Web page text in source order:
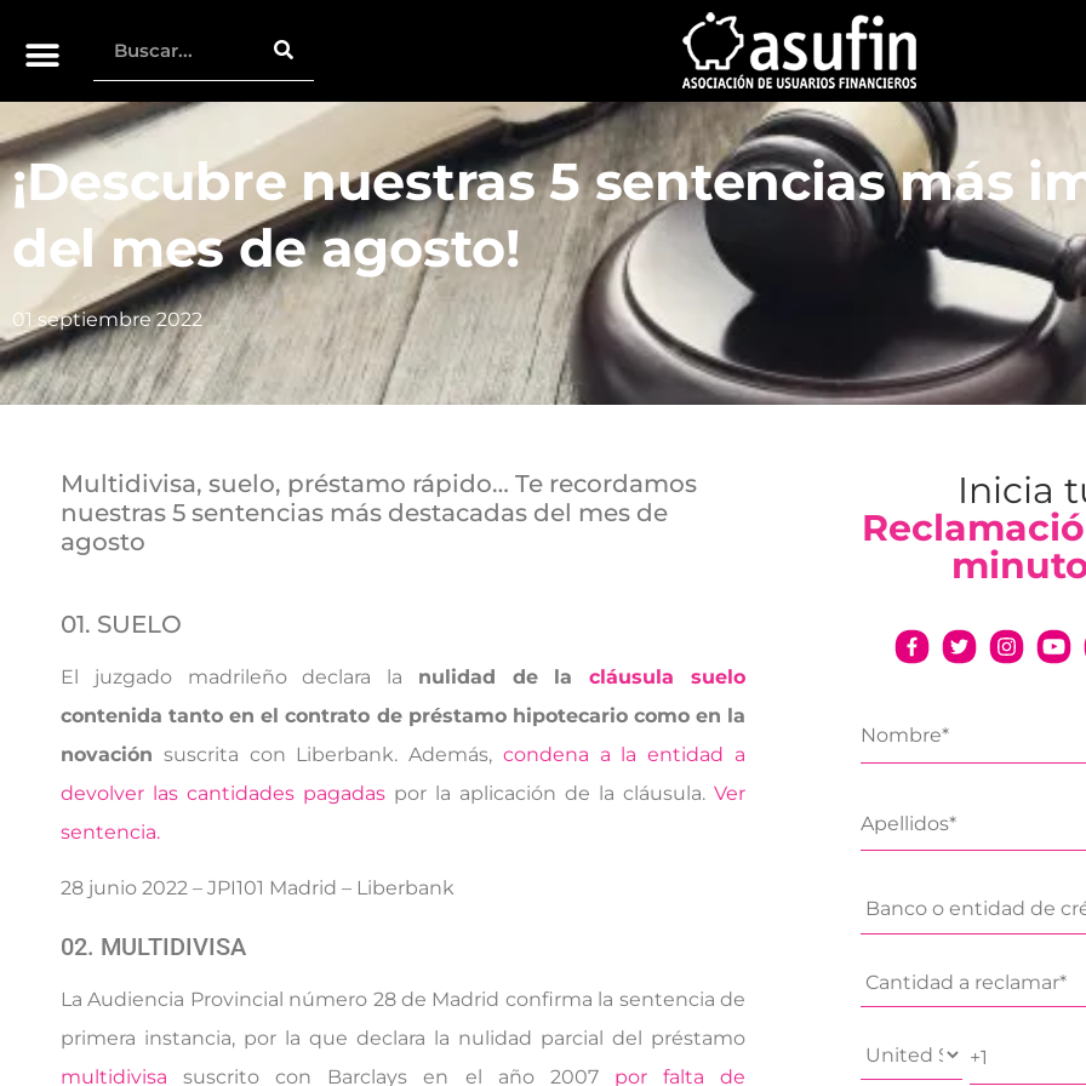
¡Descubre nuestras 5 sentencias más
del mes de agosto!
01 septiembre 2022
Multidivisa, suelo, préstamo rápido… Te recordamos
nuestras 5 sentencias más destacadas del mes de
agosto
01. SUELO
El juzgado madrileño declara la nulidad de lacláusula suelo
contenida tanto en el contrato de préstamo hipotecario como en la
novación suscrita con Liberbank. Además, condena a la entidad a
devolver las cantidades pagadas por la aplicación de la cláusula. Ver
sentencia.
28 junio 2022 – JPI101 Madrid – Liberbank
02. MULTIDIVISA
La Audiencia Provincial número 28 de Madrid confirma la sentencia de
primera instancia, por la que declara la nulidad parcial del préstamo
multidivisa suscrito con Barclays en el año 2007 por falta de
Inicia